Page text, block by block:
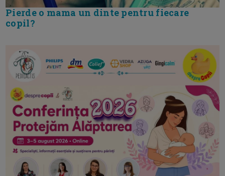
Pierde o mama un dinte pentru fiecare
copil?